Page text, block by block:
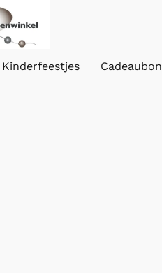
Kinderfeestjes Cadeaubon